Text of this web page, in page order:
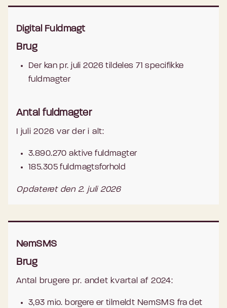
Digital Fuldmagt
Brug
Der kan pr. juli 2026 tildeles 71 specifikke
fuldmagter
Antal fuldmagter
I juli 2026 var der i alt:
3.890.270 aktive fuldmagter
185.305 fuldmagtsforhold
Opdateret den 2. juli 2026
NemSMS
Brug
Antal brugere pr. andet kvartal af 2024:
3,93 mio. borgere er tilmeldt NemSMS fra det